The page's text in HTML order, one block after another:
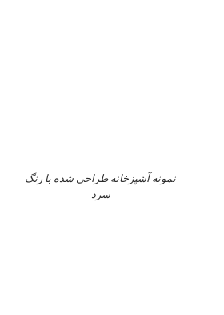
نمونه آشپزخانه طراحی شده با رنگ
سرد